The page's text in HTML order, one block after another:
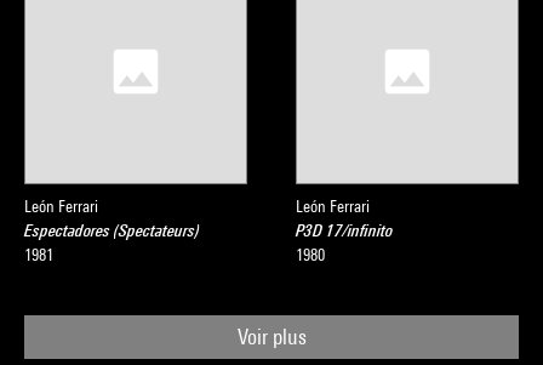
León Ferrari
Espectadores (Spectateurs)
1981
León Ferrari
P3D 17/infinito
1980
Voir plus